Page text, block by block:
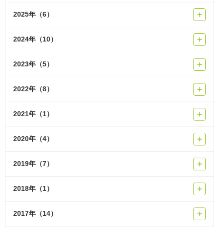
2025年（6） ＋
2024年（10） ＋
2023年（5） ＋
2022年（8） ＋
2021年（1） ＋
2020年（4） ＋
2019年（7） ＋
2018年（1） ＋
2017年（14） ＋